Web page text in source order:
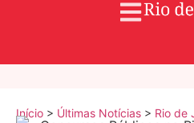
Início > Últimas Notícias > Rio de